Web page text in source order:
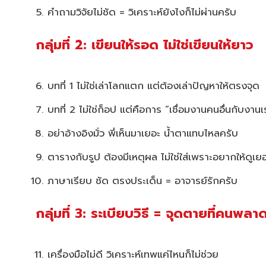
คำถามวิจัยไม่ชัด = วิเคราะห์ยังไงก็ไม่ผ่านครับ
กลุ่มที่ 2: เขียนให้รอด ไม่ใช่เขียนให้ยาว
บทที่ 1 ไม่ใช่เล่าโลกแตก แต่ต้องเล่าปัญหาให้ตรงจุด
บทที่ 2 ไม่ใช่ก็อป แต่คือการ “เชื่อมงานคนอื่นกับงานเ
อย่าอ้างอิงมั่ว พี่เห็นมาเยอะ น้ำตาแทบไหลครับ
ตารางกับรูป ต้องมีเหตุผล ไม่ใช่ใส่เพราะอยากให้ดูเย
ภาษาเรียบ ชัด ตรงประเด็น = อาจารย์รักครับ
กลุ่มที่ 3: ระเบียบวิธี = จุดตายที่คนพลา
เครื่องมือไม่ดี วิเคราะห์เทพแค่ไหนก็ไม่ช่วย